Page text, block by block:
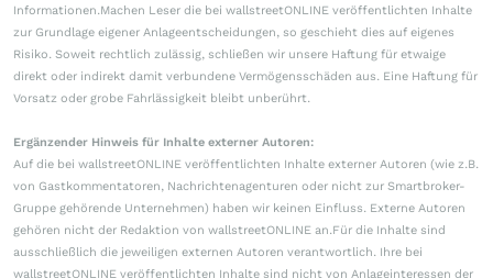
Informationen.Machen Leser die bei wallstreetONLINE veröffentlichten Inhalte
zur Grundlage eigener Anlageentscheidungen, so geschieht dies auf eigenes
Risiko. Soweit rechtlich zulässig, schließen wir unsere Haftung für etwaige
direkt oder indirekt damit verbundene Vermögensschäden aus. Eine Haftung für
Vorsatz oder grobe Fahrlässigkeit bleibt unberührt.
Ergänzender Hinweis für Inhalte externer Autoren:
Auf die bei wallstreetONLINE veröffentlichten Inhalte externer Autoren (wie z.B.
von Gastkommentatoren, Nachrichtenagenturen oder nicht zur Smartbroker-
Gruppe gehörende Unternehmen) haben wir keinen Einfluss. Externe Autoren
gehören nicht der Redaktion von wallstreetONLINE an.Für die Inhalte sind
ausschließlich die jeweiligen externen Autoren verantwortlich. Ihre bei
wallstreetONLINE veröffentlichten Inhalte sind nicht von Anlageinteressen der